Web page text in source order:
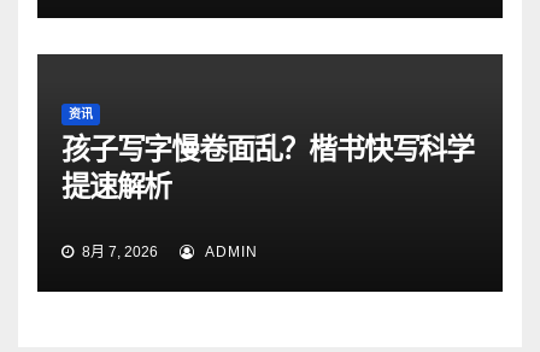
资讯
孩子写字慢卷面乱？楷书快写科学
提速解析
8月 7, 2026 ADMIN